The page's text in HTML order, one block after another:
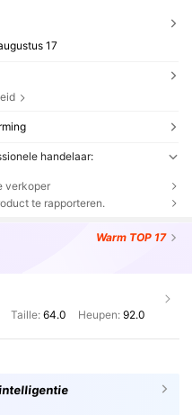
17
handelaar:
verkoper
te rapporteren.
Warm TOP 17
Taille: 64.0 Heupen: 92.0